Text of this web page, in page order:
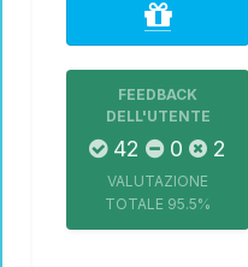
FEEDBACK
DELL'UTENTE
42 0 2
VALUTAZIONE
TOTALE 95.5%